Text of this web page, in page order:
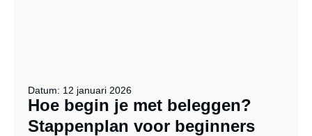
Datum: 12 januari 2026
Hoe begin je met beleggen?
Stappenplan voor beginners